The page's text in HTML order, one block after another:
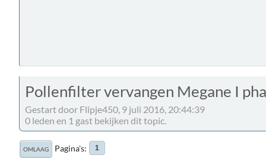
Pollenfilter vervangen Megane I
Gestart door Flipje450, 9 juli 2016, 20:44:39
0 leden en 1 gast bekijken dit topic.
OMLAAG Pagina's 1